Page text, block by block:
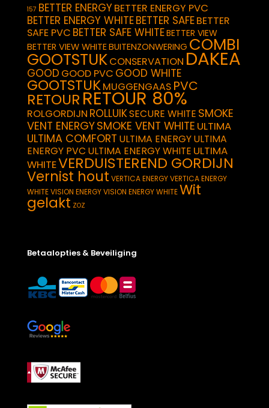
157 BETTER ENERGYBETTER ENERGY PVC
BETTER ENERGY WHITEBETTER SAFEBETTER
SAFE PVC BETTER SAFE WHITEBETTER VIEW
BETTER VIEW WHITEBUITENZONWERING COMBI
GOOTSTUKCONSERVATION DAKEA
GOOD GOOD PVC GOOD WHITE
GOOTSTUKMUGGENGAAS PVC
RETOUR RETOUR 80%
ROLGORDIJN ROLLUIKSECURE WHITE SMOKE
VENT ENERGYSMOKE VENT WHITE ULTIMA
ULTIMA COMFORT ULTIMA ENERGYULTIMA
ENERGY PVC ULTIMA ENERGY WHITE ULTIMA
WHITEVERDUISTEREND GORDIJN
Vernist hout VERTICA ENERGYVERTICA ENERGY
WHITEVISION ENERGYVISION ENERGY WHITEWit
gelakt ZOZ
Betaalopties & Beveiliging